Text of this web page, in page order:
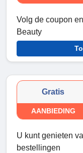
Volg de coupon
Beauty
Gratis
AANBIEDING
U kunt genieten
bestellingen